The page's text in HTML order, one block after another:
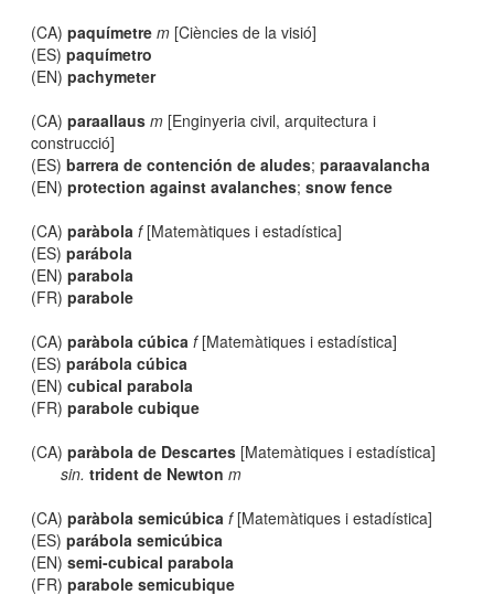
(CA)paquímetre m [Ciències de la visió]
(ES)paquímetro
(EN)pachymeter
(CA)paraallaus m [Enginyeria civil, arquitectura i
construcció]
(ES)barrera de contención de aludes;paraavalancha
(EN)protection against avalanches;snow fence
(CA)paràbola f[Matemàtiques i estadística]
(ES)parábola
(EN)parabola
(FR)parabole
(CA)paràbola cúbica f[Matemàtiques i estadística]
(ES)parábola cúbica
(EN)cubical parabola
(FR)parabole cubique
(CA)paràbola de Descartes [Matemàtiques i estadística]
sin. trident de Newton m
(CA)paràbola semicúbica f[Matemàtiques i estadística]
(ES)parábola semicúbica
(EN)semi-cubical parabola
(FR)parabole semicubique